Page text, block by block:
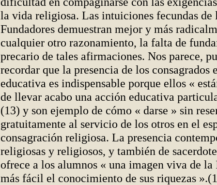
la vida religiosa. Las intuiciones fecundas de
Fundadores demuestran mejor y más
cualquier otro razonamiento, la falta de
precario de tales afirmaciones. Nos parece,
recordar que la presencia de los consagrados
educativa es indispensable porque ellos «
de llevar acabo una acción educativa
(13) y son ejemplo de cómo « darse » sin
gratuitamente al servicio de los otros en el
consagración religiosa. La presencia
religiosas y religiosos, y también de
ofrece a los alumnos « una imagen viva de la
más fácil el conocimiento de sus riquezas